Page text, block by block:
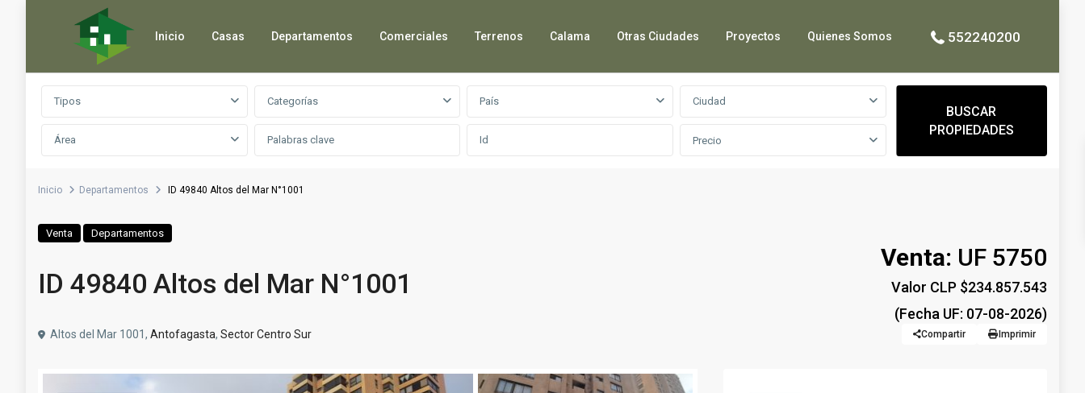
Inicio Casas Departamentos Comerciales Terrenos Calama Otras Ciudades Proyectos Quienes Somos 552240200
Búsqueda avanzada
Tipos Categorías País Ciudad
Área Precio
BUSCAR
PROPIEDADES
Inicio Departamentos ID 49840 Altos del Mar N°1001
Venta Departamentos
ID 49840 Altos del Mar N°1001
Venta: UF 5750
Valor CLP $234.857.543
(Fecha UF: 07-08-2026)
Altos del Mar 1001, Antofagasta, Sector Centro Sur Compartir Imprimir